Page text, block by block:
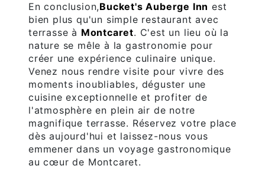
En conclusion,Bucket's Auberge Inn est
bien plus qu'un simple restaurant avec
terrasse à Montcaret. C'est un lieu où la
nature se mêle à la gastronomie pour
créer une expérience culinaire unique.
Venez nous rendre visite pour vivre des
moments inoubliables, déguster une
cuisine exceptionnelle et profiter de
l'atmosphère en plein air de notre
magnifique terrasse. Réservez votre place
dès aujourd'hui et laissez-nous vous
emmener dans un voyage gastronomique
au cœur de Montcaret.